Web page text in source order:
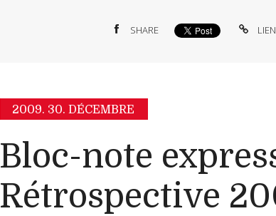
SHARE
2009. 30. DÉCEMBRE
Bloc-note
Rétrospective